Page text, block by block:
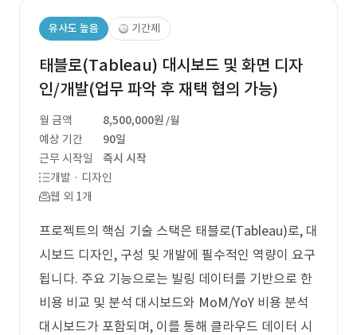
유사도 높음 기간제
태블로(Tableau) 대시보드 및 화면 디자
인/개발(업무 파악 후 재택 협의 가능)
월 금액 8,500,000원 /월
예상 기간
90일
근무 시작일
즉시 시작
개발 · 디자인
웹 외 1개
프로젝트의 핵심 기술 스택은 태블로(Tableau)로, 대
시보드 디자인, 구성 및 개발에 필수적인 역량이 요구
됩니다. 주요 기능으로는 빌링 데이터를 기반으로 한
비용 비교 및 분석 대시보드와 MoM/YoY 비용 분석
대시보드가 포함되며, 이를 통해 클라우드 데이터 시